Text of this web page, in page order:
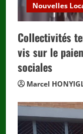
Nouvelles
Collectivités
vis sur le
sociales
Marcel